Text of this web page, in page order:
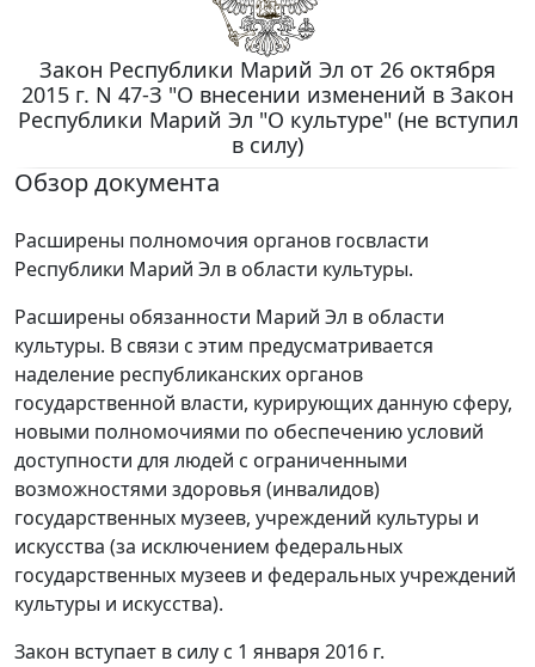
Закон Республики Марий Эл от 26 октября
2015 г. N 47-З "О внесении изменений в Закон
Республики Марий Эл "О культуре" (не вступил
в силу)
Обзор документа
Расширены полномочия органов госвласти
Республики Марий Эл в области культуры.
Расширены обязанности Марий Эл в области
культуры. В связи с этим предусматривается
наделение республиканских органов
государственной власти, курирующих данную сферу,
новыми полномочиями по обеспечению условий
доступности для людей с ограниченными
возможностями здоровья (инвалидов)
государственных музеев, учреждений культуры и
искусства (за исключением федеральных
государственных музеев и федеральных учреждений
культуры и искусства).
Закон вступает в силу с 1 января 2016 г.